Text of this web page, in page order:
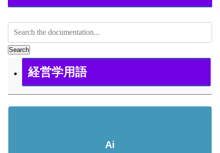
Search
経営学用語
Ai